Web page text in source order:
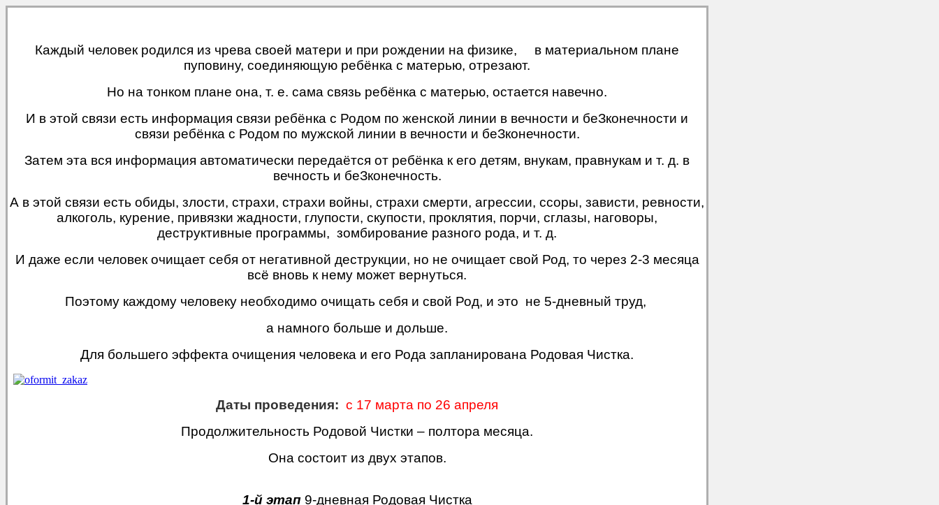
Каждый человек родился из чрева своей матери и при рождении на физике, в материальном плане
пуповину, соединяющую ребёнка с матерью, отрезают.
Но на тонком плане она, т. е. сама связь ребёнка с матерью, остается навечно.
И в этой связи есть информация связи ребёнка с Родом по женской линии в вечности и беЗконечности и
связи ребёнка с Родом по мужской линии в вечности и беЗконечности.
Затем эта вся информация автоматически передаётся от ребёнка к его детям, внукам, правнукам и т. д. в
вечность и беЗконечность.
А в этой связи есть обиды, злости, страхи, страхи войны, страхи смерти, агрессии, ссоры, зависти, ревности,
алкоголь, курение, привязки жадности, глупости, скупости, проклятия, порчи, сглазы, наговоры,
деструктивные программы, зомбирование разного рода, и т. д.
И даже если человек очищает себя от негативной деструкции, но не очищает свой Род, то через 2-3 месяца
всё вновь к нему может вернуться.
Поэтому каждому человеку необходимо очищать себя и свой Род, и это не 5-дневный труд,
а намного больше и дольше.
Для большего эффекта очищения человека и его Рода запланирована Родовая Чистка.
Даты проведения: с 17 марта по 26 апреля
Продолжительность Родовой Чистки – полтора месяца.
Она состоит из двух этапов.
1-й этап9-дневная Родовая Чистка